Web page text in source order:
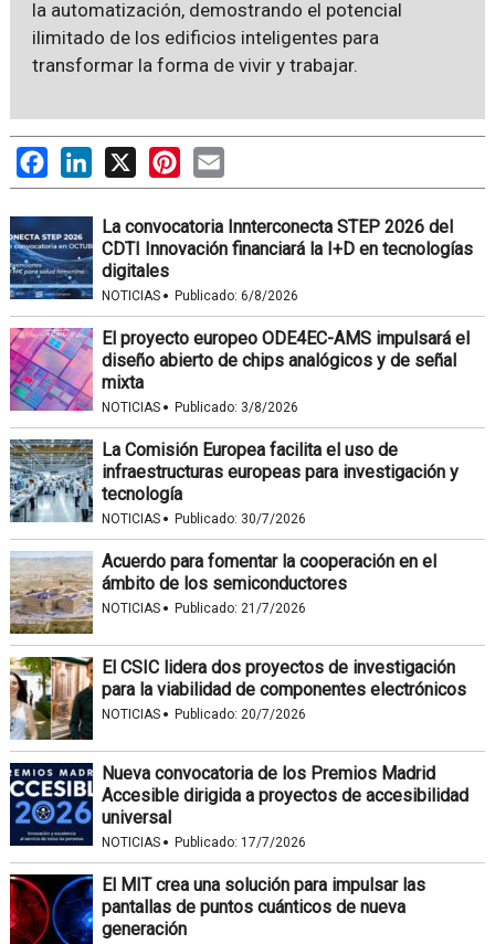
la automatización, demostrando el potencial
ilimitado de los edificios inteligentes para
transformar la forma de vivir y trabajar.
FacebookLinkedIn
X PinterestEmail
La convocatoria Innterconecta STEP 2026 del
CDTI Innovación financiará la I+D en tecnologías
digitales
NOTICIAS · Publicado: 6/8/2026
El proyecto europeo ODE4EC-AMS impulsará el
diseño abierto de chips analógicos y de señal
mixta
NOTICIAS · Publicado: 3/8/2026
La Comisión Europea facilita el uso de
infraestructuras europeas para investigación y
tecnología
NOTICIAS · Publicado: 30/7/2026
Acuerdo para fomentar la cooperación en el
ámbito de los semiconductores
NOTICIAS · Publicado: 21/7/2026
El CSIC lidera dos proyectos de investigación
para la viabilidad de componentes electrónicos
NOTICIAS · Publicado: 20/7/2026
Nueva convocatoria de los Premios Madrid
Accesible dirigida a proyectos de accesibilidad
universal
NOTICIAS · Publicado: 17/7/2026
El MIT crea una solución para impulsar las
pantallas de puntos cuánticos de nueva
generación